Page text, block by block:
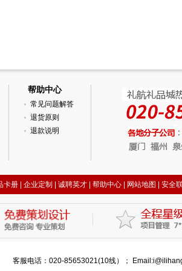
帮助中心
常见问题解答
退货原则
退款说明
卡册 企业定制 诚聘英才 帮助中心 网站地图 安全
客服电话：020-85653021(10线）；